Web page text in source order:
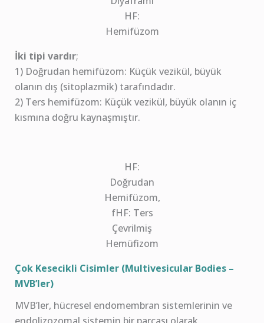
HF:
Hemifüzom
İki tipi vardır;
1) Doğrudan hemifüzom: Küçük vezikül, büyük
olanın dış (sitoplazmik) tarafındadır.
2) Ters hemifüzom: Küçük vezikül, büyük olanın iç
kısmına doğru kaynaşmıştır.
HF:
Doğrudan
Hemifüzom,
fHF: Ters
Çevrilmiş
Hemüfizom
Çok Kesecikli Cisimler (Multivesicular Bodies –
MVB’ler)
MVB’ler, hücresel endomembran sistemlerinin ve